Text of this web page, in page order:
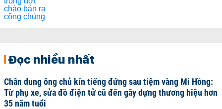
Đọc nhiều nhất
Chân dung ông chủ kín tiếng đứng sau tiệm vàng Mi Hồng:
Từ phụ xe, sửa đồ điện tử cũ đến gây dựng thương hiệu hơn
35 năm tuổi